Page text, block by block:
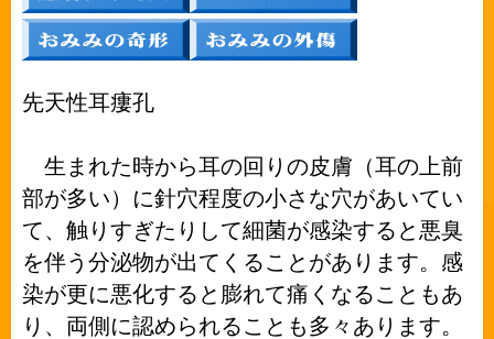
先天性耳瘻孔
生まれた時から耳の回りの皮膚（耳の上前
部が多い）に針穴程度の小さな穴があいてい
て、触りすぎたりして細菌が感染すると悪臭
を伴う分泌物が出てくることがあります。感
染が更に悪化すると膨れて痛くなることもあ
り、両側に認められることも多々あります。